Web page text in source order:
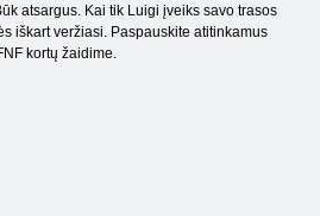
atsargus. Kai tik Luigi įveiks savo trasos
iškart veržiasi. Paspauskite atitinkamus
kortų žaidime.